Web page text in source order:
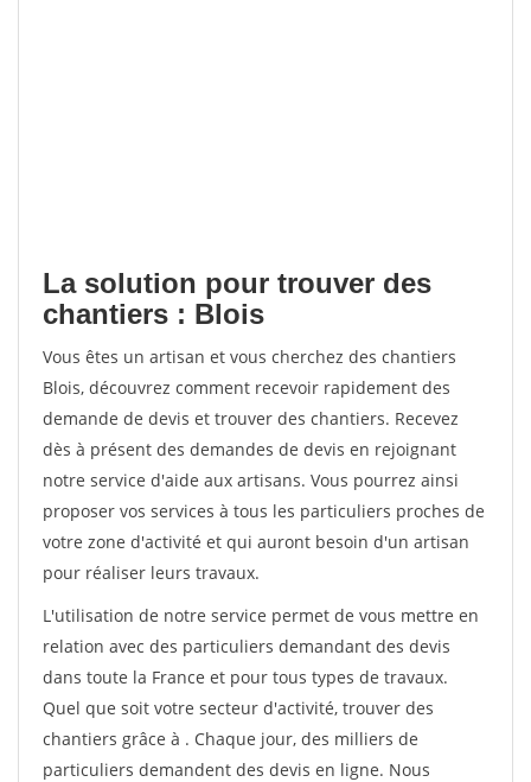
La solution pour trouver des
chantiers : Blois
Vous êtes un artisan et vous cherchez des chantiers
Blois, découvrez comment recevoir rapidement des
demande de devis et trouver des chantiers. Recevez
dès à présent des demandes de devis en rejoignant
notre service d'aide aux artisans. Vous pourrez ainsi
proposer vos services à tous les particuliers proches de
votre zone d'activité et qui auront besoin d'un artisan
pour réaliser leurs travaux.
L'utilisation de notre service permet de vous mettre en
relation avec des particuliers demandant des devis
dans toute la France et pour tous types de travaux.
Quel que soit votre secteur d'activité, trouver des
chantiers grâce à . Chaque jour, des milliers de
particuliers demandent des devis en ligne. Nous